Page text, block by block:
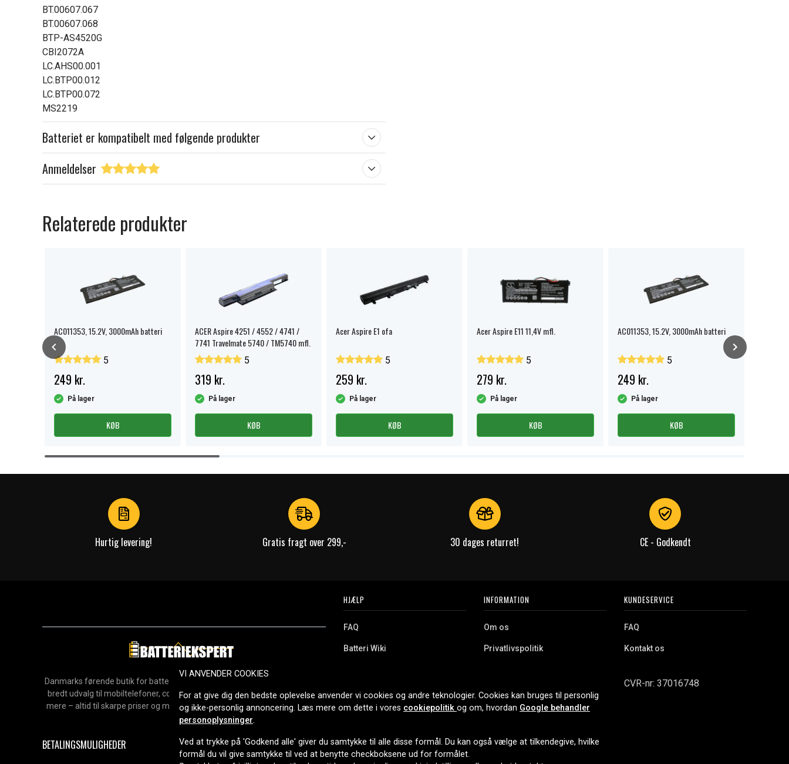
BT.00607.067
BT.00607.068
BTP-AS4520G
CBI2072A
LC.AHS00.001
LC.BTP00.012
LC.BTP00.072
MS2219
Batteriet er kompatibelt med følgende produkter
Anmeldelser
Relaterede produkter
AC011353, 15.2V, 3000mAh batteri
5
249 kr.
På lager
KØB
ACER Aspire 4251 / 4552 / 4741 /
7741 Travelmate 5740 / TM5740 mfl.
5
319 kr.
På lager
KØB
Acer Aspire E1 ofa
5
259 kr.
På lager
KØB
Acer Aspire E11 11,4V mfl.
5
279 kr.
På lager
KØB
AC011353, 15.2V, 3000mAh batteri
5
249 kr.
På lager
KØB
Item
Hurtig levering! Gratis fragt over 299,- 30 dages returret! CE - Godkendt
Danmarks førende butik for batterier, opladere og reservedele. Vi tilbyder et
bredt udvalg til mobiltelefoner, computere, værktøj, husholdning og meget
mere – altid til skarpe priser og med hurtig levering. Sikker nethandel siden
2006.
HJÆLP
FAQ
Batteri Wiki
Erhvervskunde
INFORMATION
Om os
Privatlivspolitik
Cookies
KUNDESERVICE
FAQ
Kontakt os
CVR-nr: 37016748
BETALINGSMULIGHEDER LEVERINGSMULIGHEDER
VI ANVENDER COOKIES
For at give dig den bedste oplevelse anvender vi cookies og andre teknologier. Cookies kan bruges til personlig
og ikke-personlig annoncering. Læs mere om dette i vores cookiepolitik og om, hvordan Google behandler
personoplysninger.
Ved at trykke på 'Godkend alle' giver du samtykke til alle disse formål. Du kan også vælge at tilkendegive, hvilke
formål du vil give samtykke til ved at benytte checkboksene ud for formålet.